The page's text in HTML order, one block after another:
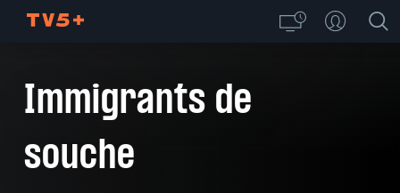
Immigrants de
souche